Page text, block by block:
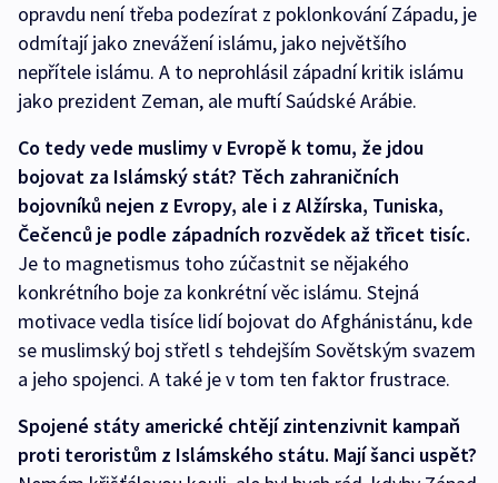
opravdu není třeba podezírat z poklonkování Západu, je
odmítají jako znevážení islámu, jako největšího
nepřítele islámu. A to neprohlásil západní kritik islámu
jako prezident Zeman, ale muftí Saúdské Arábie.
Co tedy vede muslimy v Evropě k tomu, že jdou
bojovat za Islámský stát? Těch zahraničních
bojovníků nejen z Evropy, ale i z Alžírska, Tuniska,
Čečenců je podle západních rozvědek až třicet tisíc.
Je to magnetismus toho zúčastnit se nějakého
konkrétního boje za konkrétní věc islámu. Stejná
motivace vedla tisíce lidí bojovat do Afghánistánu, kde
se muslimský boj střetl s tehdejším Sovětským svazem
a jeho spojenci. A také je v tom ten faktor frustrace.
Spojené státy americké chtějí zintenzivnit kampaň
proti teroristům z Islámského státu. Mají šanci uspět?